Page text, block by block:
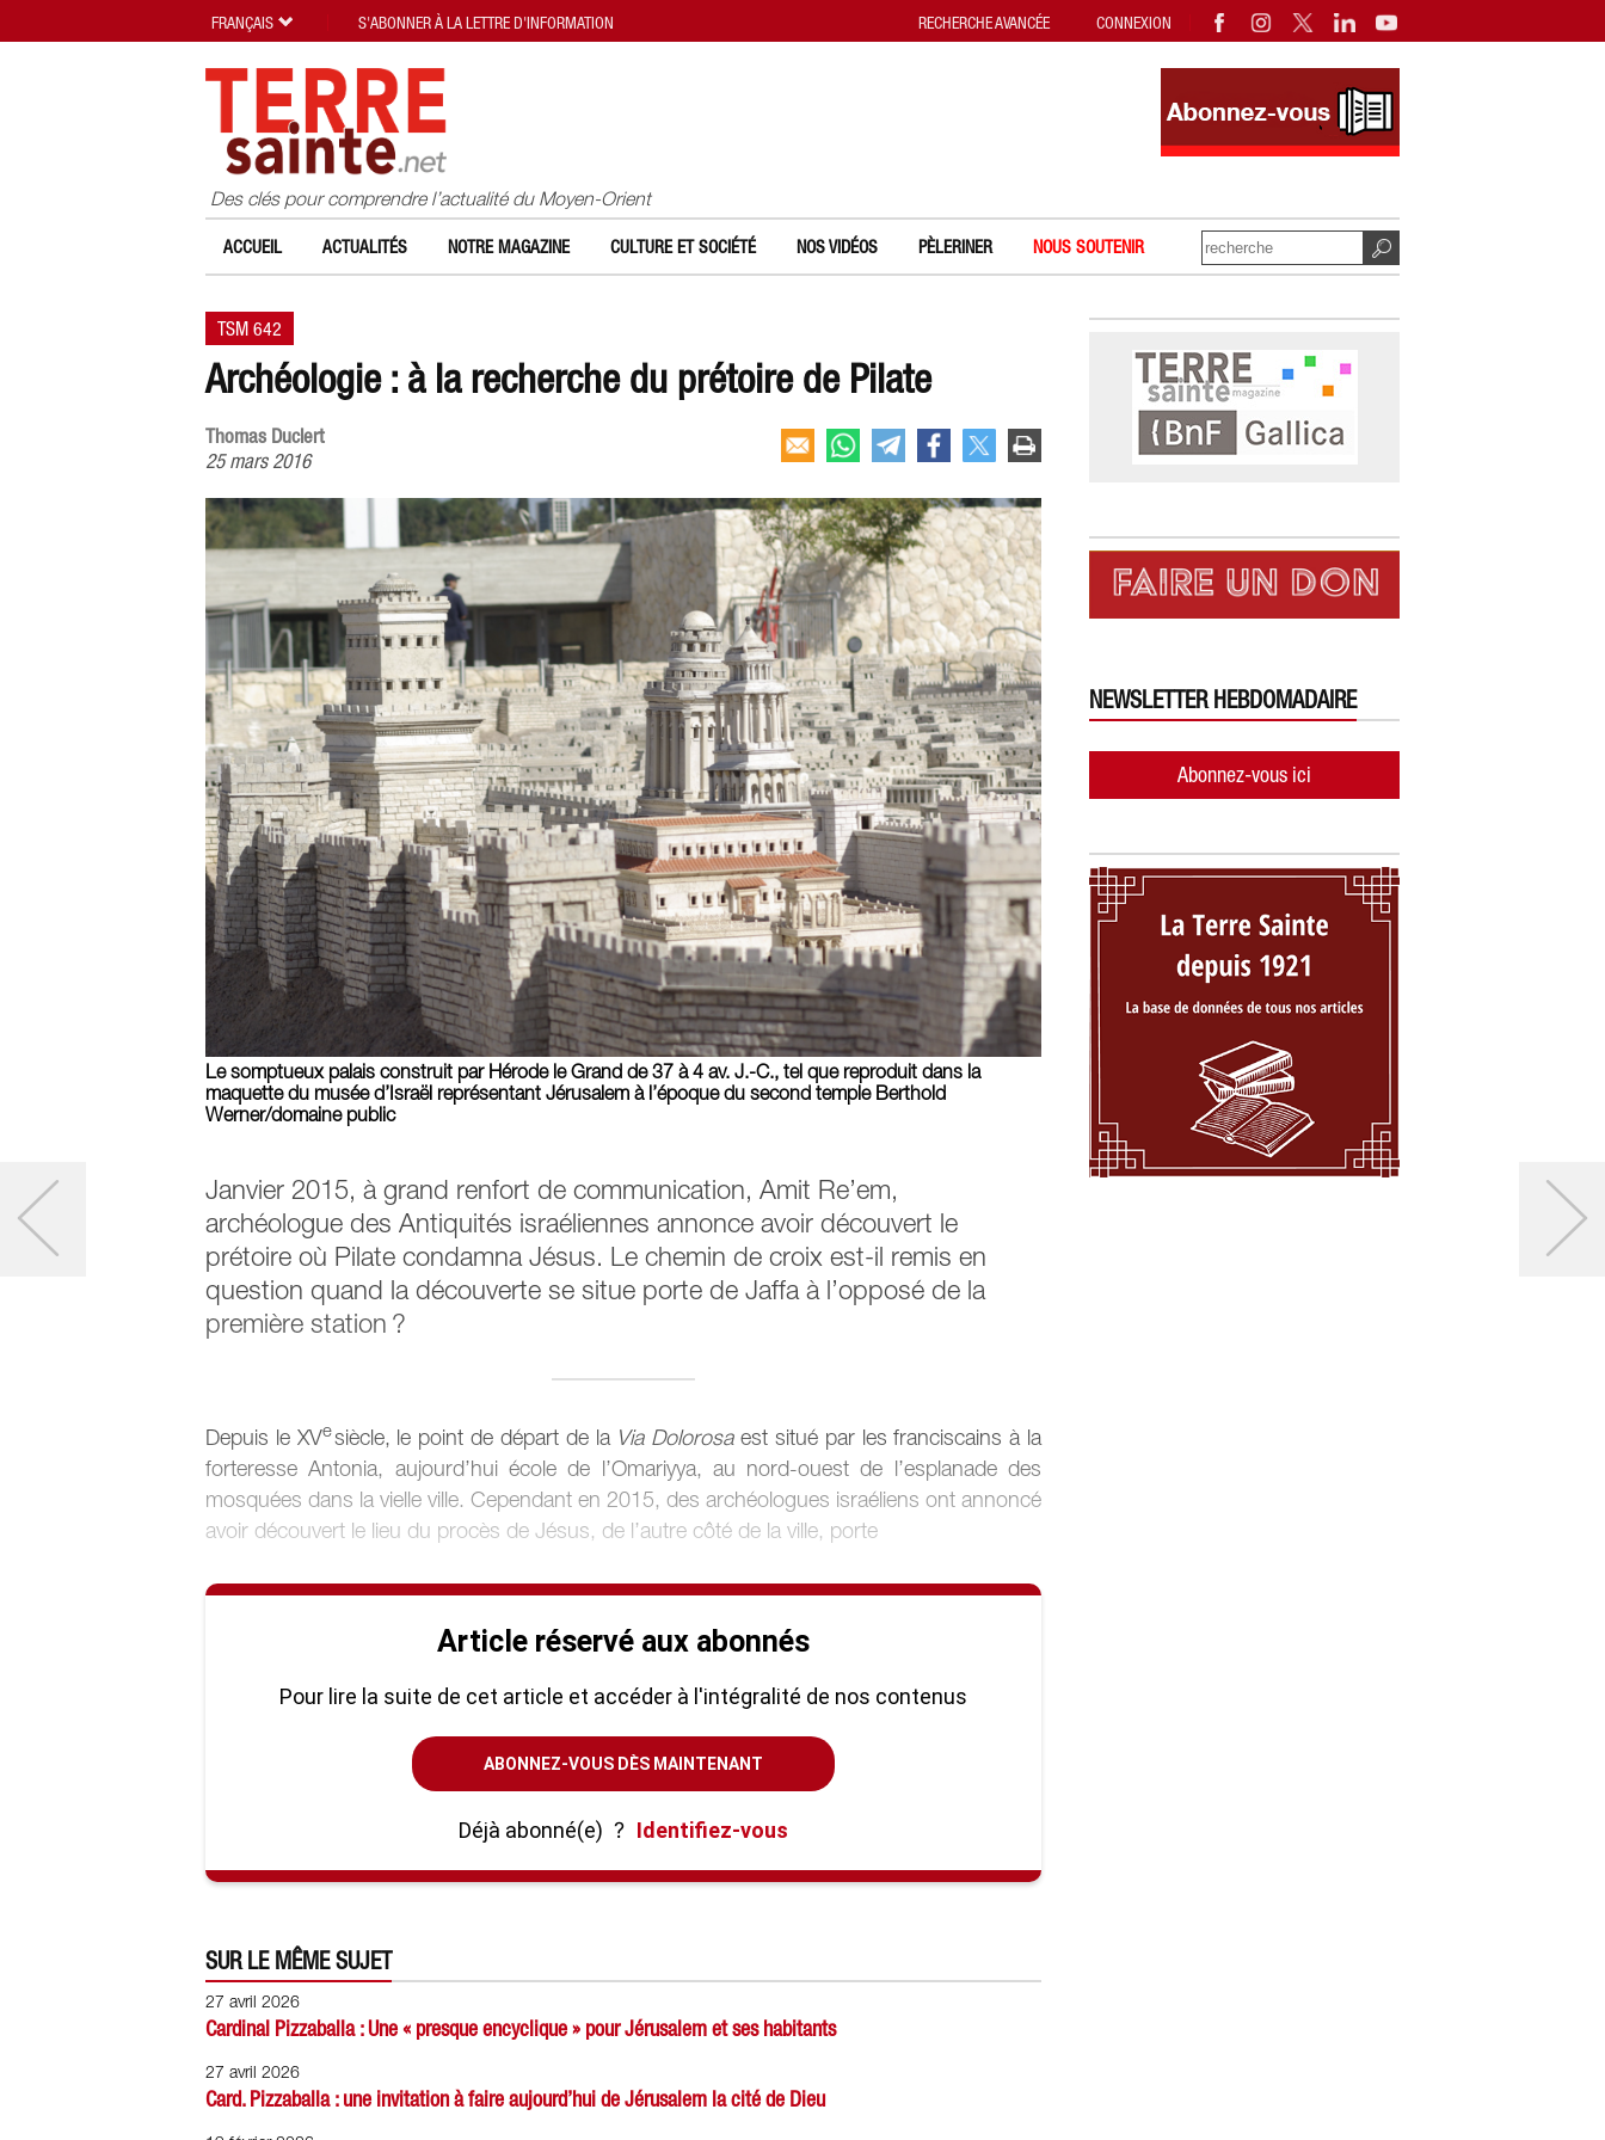
Des clés pour comprendre l’actualité du Moyen-Orient
ACCUEIL ACTUALITÉS NOTRE MAGAZINE CULTURE ET SOCIÉTÉ NOS VIDÉOS PÈLERINER NOUS SOUTENIR
TSM 642
Archéologie : à la recherche du prétoire de Pilate
Thomas Duclert
25 mars 2016
Le somptueux palais construit par Hérode le Grand de 37 à 4 av. J.-C., tel que reproduit dans la
maquette du musée d’Israël représentant Jérusalem à l’époque du second temple Berthold
Werner/domaine public
Janvier 2015, à grand renfort de communication, Amit Re’em,
archéologue des Antiquités israéliennes annonce avoir découvert le
prétoire où Pilate condamna Jésus. Le chemin de croix est-il remis en
question quand la découverte se situe porte de Jaffa à l’opposé de la
première station ?
Depuis le XVesiècle, le point de départ de la Via Dolorosaest situé par les franciscains à la
forteresse Antonia, aujourd’hui école de l’Omariyya, au nord-ouest de l’esplanade des
mosquées dans la vielle ville. Cependant en 2015, des archéologues israéliens ont annoncé
avoir découvert le lieu du procès de Jésus, de l’autre côté de la ville, porte
Article réservé aux abonnés
Pour lire la suite de cet article et accéder à l'intégralité de nos contenus
ABONNEZ-VOUS DÈS MAINTENANT
Déjà abonné(e) ? Identifiez-vous
SUR LE MÊME SUJET
27 avril 2026
Cardinal Pizzaballa : Une « presque encyclique » pour Jérusalem et ses habitants
27 avril 2026
Card. Pizzaballa : une invitation à faire aujourd’hui de Jérusalem la cité de Dieu
NEWSLETTER HEBDOMADAIRE
Abonnez-vous ici
RECHERCHE AVANCÉE CONNEXION
FRANÇAIS S'ABONNER À LA LETTRE D'INFORMATION